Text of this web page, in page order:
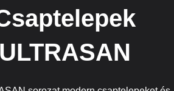
ULTRASAN